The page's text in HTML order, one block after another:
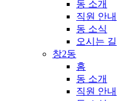
동 소개
직원 안내
동 소식
오시는 길
창2동
홈
동 소개
직원 안내